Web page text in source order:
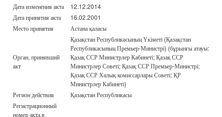
Дата изменения акта
12.12.2014
Дата принятия акта
16.02.2001
Место принятия
Астана қаласы
Орган, принявший
акт
Қазақстан Республикасының Үкіметі (Қазақстан
Республикасының Премьер-Министрі) (бұрынғы атауы:
Қазақ ССР Министрлер Кабинеті; Қазақ ССР
Министрлер Советі; Қазақ ССР Премьер-Министрі;
Қазақ ССР Халық комиссарлары Советі; ҚР
Министрлер Кабинеті)
Регион действия
Қазақстан Республикасы
Регистрационный
номер акта в